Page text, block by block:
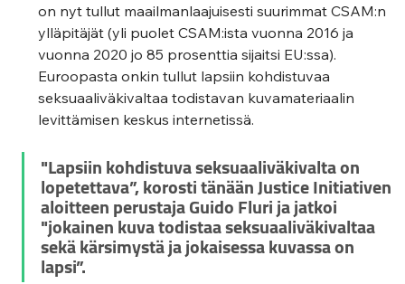
on nyt tullut maailmanlaajuisesti suurimmat CSAM:n
ylläpitäjät (yli puolet CSAM:ista vuonna 2016 ja
vuonna 2020 jo 85 prosenttia sijaitsi EU:ssa).
Euroopasta onkin tullut lapsiin kohdistuvaa
seksuaaliväkivaltaa todistavan kuvamateriaalin
levittämisen keskus internetissä.
"Lapsiin kohdistuva seksuaaliväkivalta on
lopetettava”, korosti tänään Justice Initiativen
aloitteen perustaja Guido Fluri ja jatkoi
"jokainen kuva todistaa seksuaaliväkivaltaa
sekä kärsimystä ja jokaisessa kuvassa on
lapsi”.